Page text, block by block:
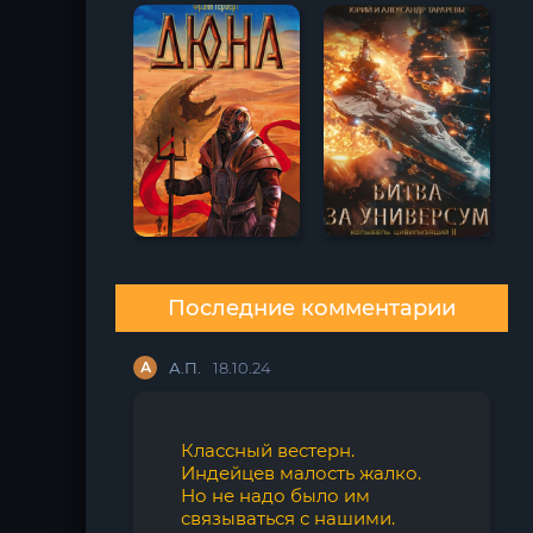
Последние комментарии
А А.П. 18.10.24
Классный вестерн.
Индейцев малость жалко.
Но не надо было им
связываться с нашими.